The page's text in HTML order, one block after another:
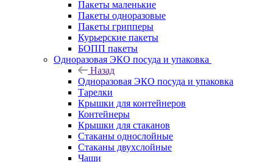
Пакеты маленькие
Пакеты одноразовые
Пакеты грипперы
Курьерские пакеты
БОПП пакеты
Одноразовая ЭКО посуда и упаковка
Назад
Одноразовая ЭКО посуда и упаковка
Тарелки
Крышки для контейнеров
Контейнеры
Крышки для стаканов
Стаканы однослойные
Стаканы двухслойные
Чаши